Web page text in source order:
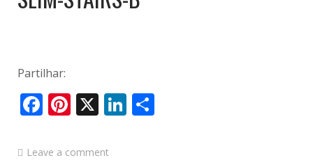
Partilhar:
Facebook
Pinterest
X LinkedIn
Leave a comment